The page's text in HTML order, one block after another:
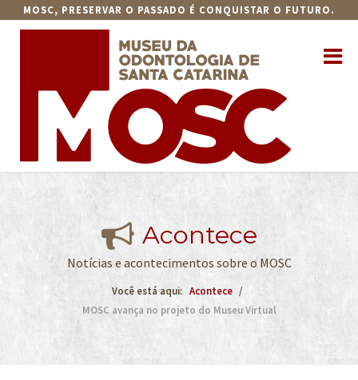
MOSC, PRESERVAR O PASSADO É CONQUISTAR O FUTURO.
Acontece
Notícias e acontecimentos sobre o MOSC
Você está aqui: Acontece
MOSC avança no projeto do Museu Virtual